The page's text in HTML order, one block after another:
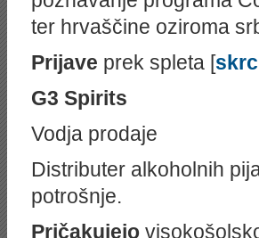
ter hrvaščine oziroma
Prijave prek spleta [
G3 Spirits
Vodja prodaje
Distributer alkoholnih
potrošnje.
Pričakujejo